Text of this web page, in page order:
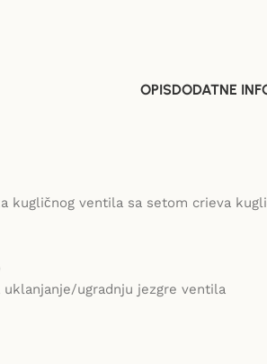
OPISDODATNE
kugličnog ventila sa setom crieva
ugradnju jezgre ventila